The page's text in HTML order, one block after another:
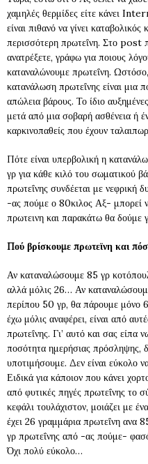
χαμηλές θερμίδες είτε κάνει
είναι πιθανό να γίνει
περισσότερη πρωτεΐνη. Στο post
ανατρέξετε, γράφω για ποιους
καταναλώνουμε πρωτεΐνη.
κατανάλωση πρωτεΐνης είναι μια
απώλεια βάρους. Το ίδιο
μετά από μια σοβαρή ασθένεια ή
καρκινοπαθείς που έχουν
Πότε είναι υπερβολική η
γρ για κάθε κιλό του σωματικού
πρωτεΐνης συνδέεται με νεφρική
-ας πούμε ο 80κιλος Αξ- μπορεί
πρωτεινη και παρακάτω θα δούμε
Πού βρίσκουμε πρωτεϊνη και
Αν καταναλώσουμε 85 γρ
αλλά μόλις 26… Αν
περίπου 50 γρ, θα πάρουμε μόνο
έχω μόλις αναφέρει, είναι από
πρωτεΐνης. Γι’ αυτό και σας είπα
ποσότητα ημερήσιας πρόσληψης,
υποτιμήσουμε. Δεν είναι εύκολο
Ειδικά για κάποιον που κάνει
από φυτικές πηγές πρωτεΐνης το
κεφάλι τουλάχιστον, μοιάζει με
έχει 26 γραμμάρια πρωτεΐνη ανα
γρ πρωτεΐνης από -ας πούμε-
Όχι πολύ εύκολο…